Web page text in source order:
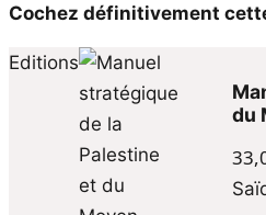
Cochez définitivement
du